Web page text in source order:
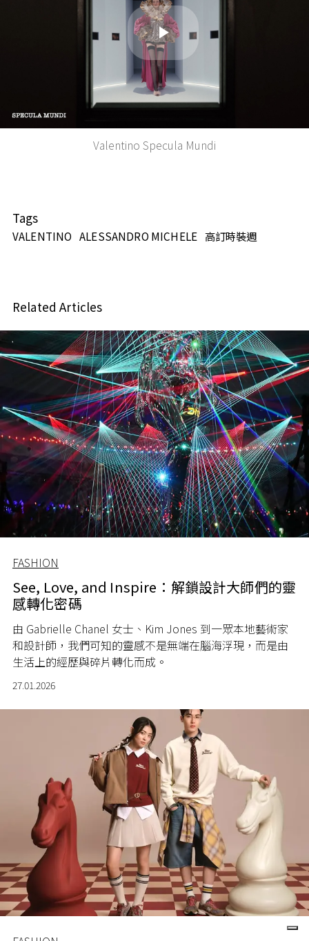
Play
Video
Valentino Specula Mundi
Tags
VALENTINO ALESSANDRO MICHELE 高訂時裝週
Related Articles
FASHION
See, Love, and Inspire：解鎖設計大師們的靈
感轉化密碼
由 Gabrielle Chanel 女士、Kim Jones 到一眾本地藝術家
和設計師，我們可知的靈感不是無端在腦海浮現，而是由
生活上的經歷與碎片轉化而成。
27.01.2026